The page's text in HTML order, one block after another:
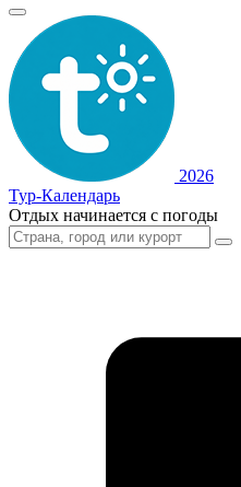
2026
Тур-Календарь
Отдых начинается с погоды